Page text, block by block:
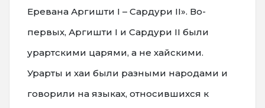
Еревана Аргишти I – Сардури II». Во-
первых, Аргишти I и Сардури II были
урартскими царями, а не хайскими.
Урарты и хаи были разными народами и
говорили на языках, относившиxся к